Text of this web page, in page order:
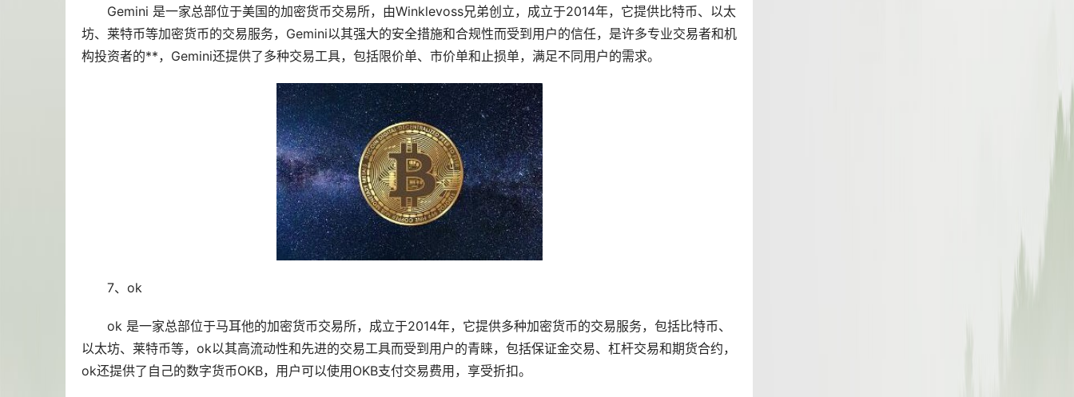
Gemini 是一家总部位于美国的加密货币交易所，由Winklevoss兄弟创立，成立于2014年，它提供比特币、以太
坊、莱特币等加密货币的交易服务，Gemini以其强大的安全措施和合规性而受到用户的信任，是许多专业交易者和机
构投资者的**，Gemini还提供了多种交易工具，包括限价单、市价单和止损单，满足不同用户的需求。
7、ok
ok 是一家总部位于马耳他的加密货币交易所，成立于2014年，它提供多种加密货币的交易服务，包括比特币、
以太坊、莱特币等，ok以其高流动性和先进的交易工具而受到用户的青睐，包括保证金交易、杠杆交易和期货合约，
ok还提供了自己的数字货币OKB，用户可以使用OKB支付交易费用，享受折扣。